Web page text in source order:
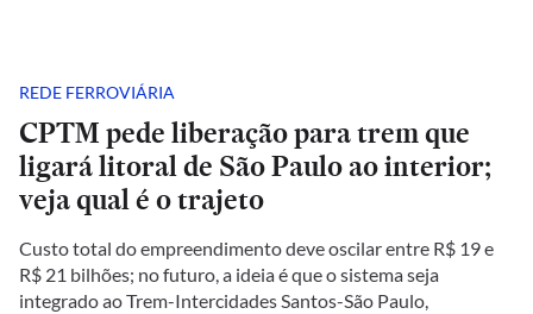
REDE FERROVIÁRIA
CPTM pede liberação para trem que
ligará litoral de São Paulo ao interior;
veja qual é o trajeto
Custo total do empreendimento deve oscilar entre R$ 19 e
R$ 21 bilhões; no futuro, a ideia é que o sistema seja
integrado ao Trem-Intercidades Santos-São Paulo,